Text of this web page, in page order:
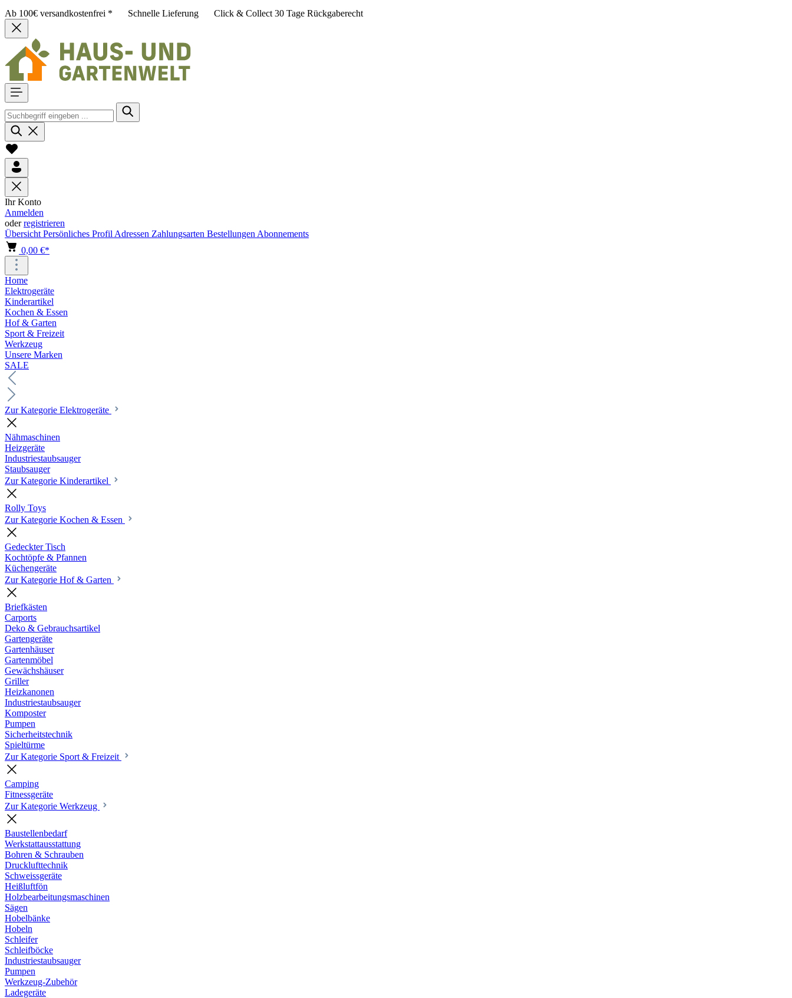
Ab 100€ versandkostenfrei * Schnelle Lieferung Click & Collect 30 Tage Rückgaberecht
Ihr Konto
Anmelden
oderregistrieren
Übersicht Persönliches Profil Adressen Zahlungsarten Bestellungen Abonnements
0,00 €*
Home
Elektrogeräte
Kinderartikel
Kochen & Essen
Hof & Garten
Sport & Freizeit
Werkzeug
Unsere Marken
SALE
Zur Kategorie Elektrogeräte
Nähmaschinen
Heizgeräte
Industriestaubsauger
Staubsauger
Zur Kategorie Kinderartikel
Rolly Toys
Zur Kategorie Kochen & Essen
Gedeckter Tisch
Kochtöpfe & Pfannen
Küchengeräte
Zur Kategorie Hof & Garten
Briefkästen
Carports
Deko & Gebrauchsartikel
Gartengeräte
Gartenhäuser
Gartenmöbel
Gewächshäuser
Griller
Heizkanonen
Industriestaubsauger
Komposter
Pumpen
Sicherheitstechnik
Spieltürme
Zur Kategorie Sport & Freizeit
Camping
Fitnessgeräte
Zur Kategorie Werkzeug
Baustellenbedarf
Werkstattausstattung
Bohren & Schrauben
Drucklufttechnik
Schweissgeräte
Heißluftfön
Holzbearbeitungsmaschinen
Sägen
Hobelbänke
Hobeln
Schleifer
Schleifböcke
Industriestaubsauger
Pumpen
Werkzeug-Zubehör
Ladegeräte